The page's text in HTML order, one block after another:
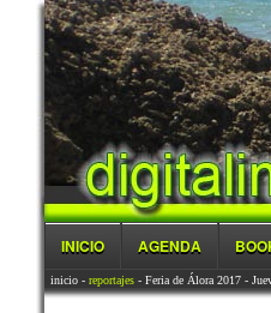
INICIO AGENDA
inicio- reportajes- Feria de Álora 2017 -